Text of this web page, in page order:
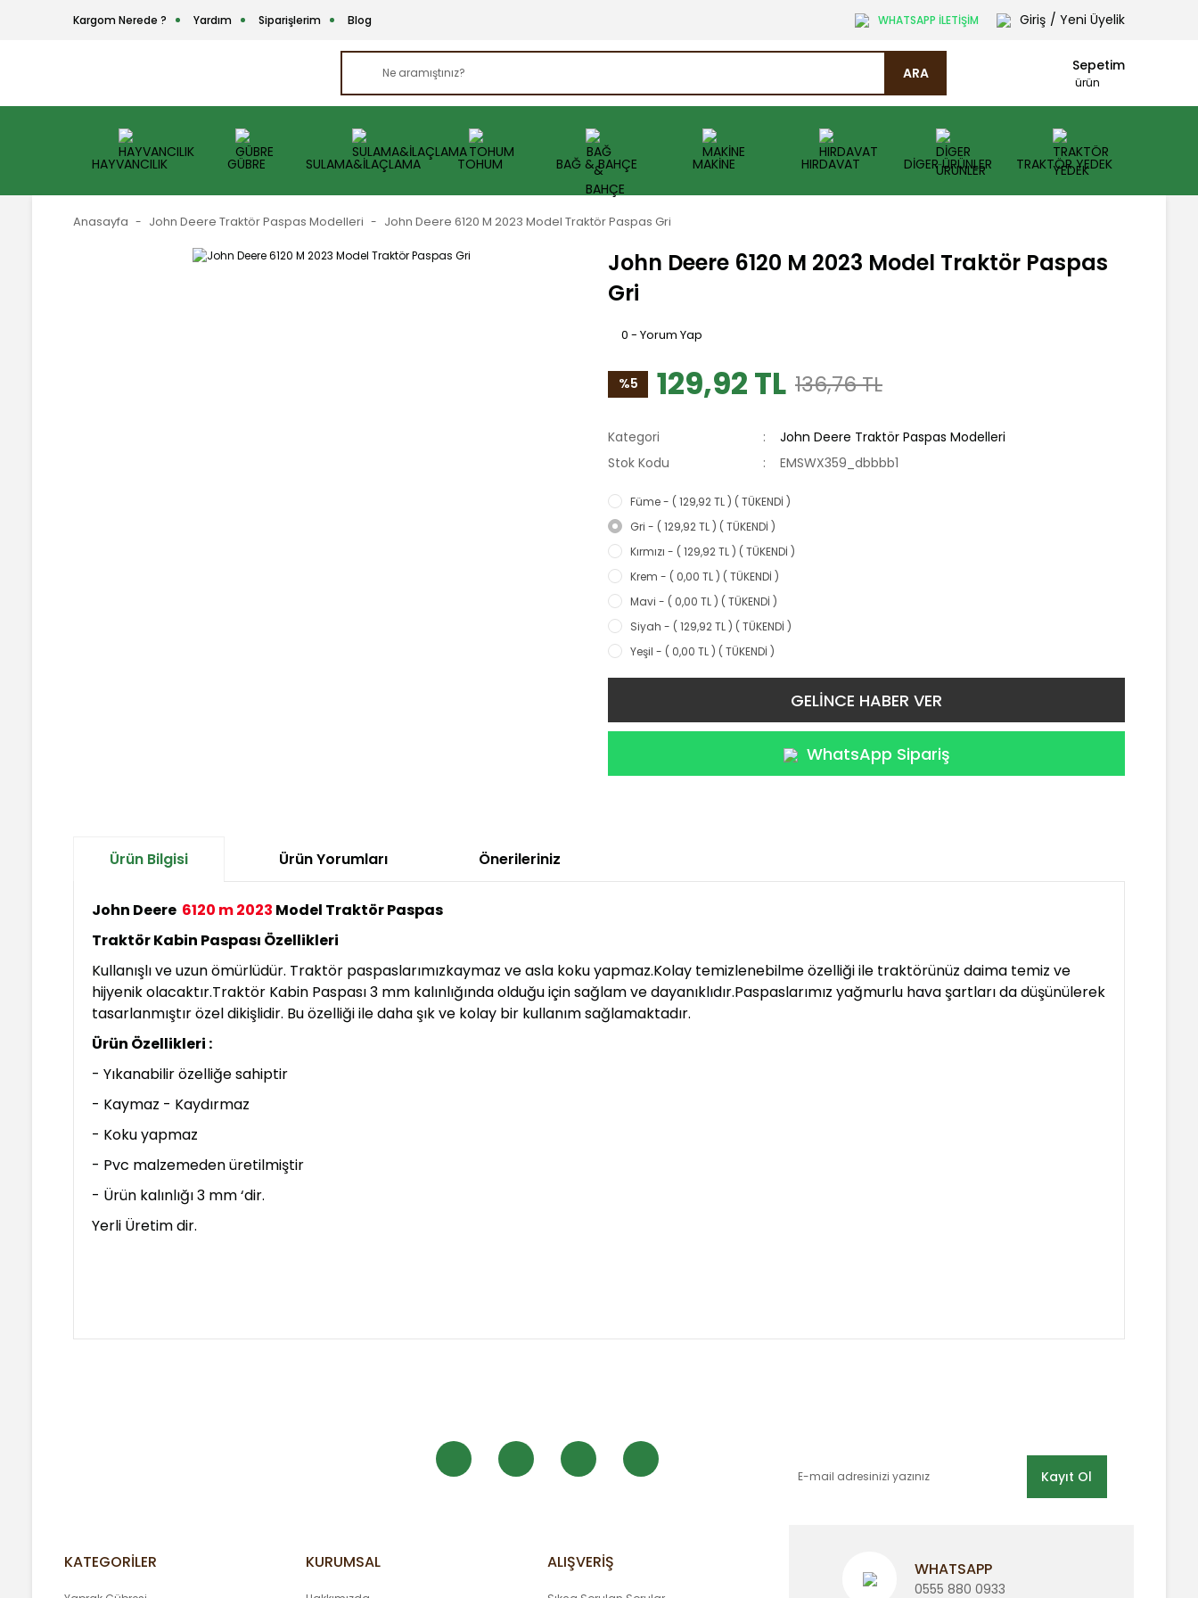
Kargom Nerede ? Yardım Siparişlerim Blog WHATSAPP İLETİŞİM Giriş / Yeni Üyelik
ARA Sepetim
ürün
HAYVANCILIK GÜBRE SULAMA&İLAÇLAMA TOHUM BAĞ & BAHÇE MAKİNE HIRDAVAT DİGER ÜRÜNLER TRAKTÖR YEDEK
Anasayfa John Deere Traktör Paspas Modelleri John Deere 6120 M 2023 Model Traktör Paspas Gri
John Deere 6120 M 2023 Model Traktör Paspas
Gri
0 - Yorum Yap
%5 129,92 TL 136,76 TL
Kategori
John Deere Traktör Paspas Modelleri
Stok Kodu
EMSWX359_dbbbb1
Füme - ( 129,92 TL ) ( TÜKENDİ )
Gri - ( 129,92 TL ) ( TÜKENDİ )
Kırmızı - ( 129,92 TL ) ( TÜKENDİ )
Krem - ( 0,00 TL ) ( TÜKENDİ )
Mavi - ( 0,00 TL ) ( TÜKENDİ )
Siyah - ( 129,92 TL ) ( TÜKENDİ )
Yeşil - ( 0,00 TL ) ( TÜKENDİ )
GELİNCE HABER VER
WhatsApp Sipariş
Ürün Bilgisi Ürün Yorumları Önerileriniz
John Deere 6120 m 2023 Model Traktör Paspas
Traktör Kabin Paspası Özellikleri
Kullanışlı ve uzun ömürlüdür. Traktör paspaslarımızkaymaz ve asla koku yapmaz.Kolay temizlenebilme özelliği ile traktörünüz daima temiz ve
hijyenik olacaktır.Traktör Kabin Paspası 3 mm kalınlığında olduğu için sağlam ve dayanıklıdır.Paspaslarımız yağmurlu hava şartları da düşünülerek
tasarlanmıştır özel dikişlidir. Bu özelliği ile daha şık ve kolay bir kullanım sağlamaktadır.
Ürün Özellikleri :
- Yıkanabilir özelliğe sahiptir
- Kaymaz - Kaydırmaz
- Koku yapmaz
- Pvc malzemeden üretilmiştir
- Ürün kalınlığı 3 mm ‘dir.
Yerli Üretim dir.
Yorum Yaz
Kayıt Ol
KATEGORİLER KURUMSAL ALIŞVERİŞ WHATSAPP
0555 880 0933